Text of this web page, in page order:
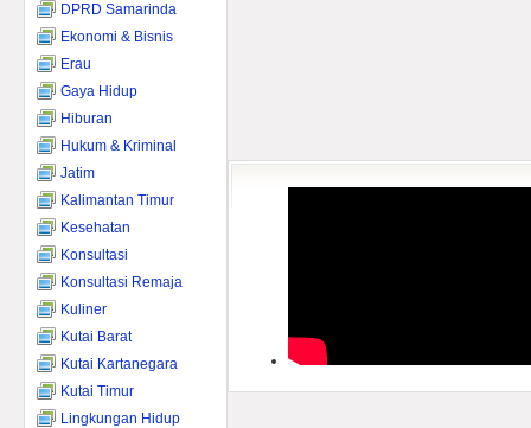
DPRD Samarinda
Ekonomi & Bisnis
Erau
Gaya Hidup
Hiburan
Hukum & Kriminal
Jatim
Kalimantan Timur
Kesehatan
Konsultasi
Konsultasi Remaja
Kuliner
Kutai Barat
Kutai Kartanegara
Kutai Timur
Lingkungan Hidup